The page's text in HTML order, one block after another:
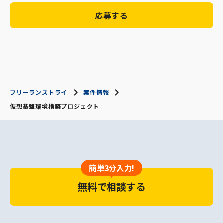
応募する
フリーランストライ
案件情報
仮想基盤環境構築プロジェクト
簡単3分入力!
無料で相談する